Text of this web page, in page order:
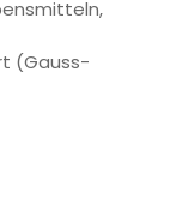
(Gauss-